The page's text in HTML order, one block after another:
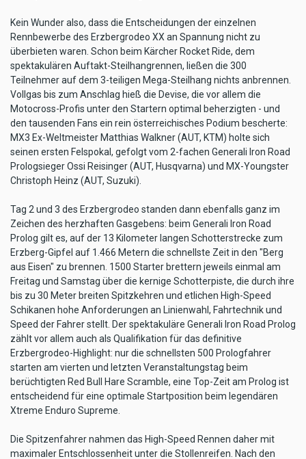
Kein Wunder also, dass die Entscheidungen der einzelnen
Rennbewerbe des Erzbergrodeo XX an Spannung nicht zu
überbieten waren. Schon beim Kärcher Rocket Ride, dem
spektakulären Auftakt-Steilhangrennen, ließen die 300
Teilnehmer auf dem 3-teiligen Mega-Steilhang nichts anbrennen.
Vollgas bis zum Anschlag hieß die Devise, die vor allem die
Motocross-Profis unter den Startern optimal beherzigten - und
den tausenden Fans ein rein österreichisches Podium bescherte:
MX3 Ex-Weltmeister Matthias Walkner (AUT, KTM) holte sich
seinen ersten Felspokal, gefolgt vom 2-fachen Generali Iron Road
Prologsieger Ossi Reisinger (AUT, Husqvarna) und MX-Youngster
Christoph Heinz (AUT, Suzuki).
Tag 2 und 3 des Erzbergrodeo standen dann ebenfalls ganz im
Zeichen des herzhaften Gasgebens: beim Generali Iron Road
Prolog gilt es, auf der 13 Kilometer langen Schotterstrecke zum
Erzberg-Gipfel auf 1.466 Metern die schnellste Zeit in den "Berg
aus Eisen" zu brennen. 1500 Starter brettern jeweils einmal am
Freitag und Samstag über die kernige Schotterpiste, die durch ihre
bis zu 30 Meter breiten Spitzkehren und etlichen High-Speed
Schikanen hohe Anforderungen an Linienwahl, Fahrtechnik und
Speed der Fahrer stellt. Der spektakuläre Generali Iron Road Prolog
zählt vor allem auch als Qualifikation für das definitive
Erzbergrodeo-Highlight: nur die schnellsten 500 Prologfahrer
starten am vierten und letzten Veranstaltungstag beim
berüchtigten Red Bull Hare Scramble, eine Top-Zeit am Prolog ist
entscheidend für eine optimale Startposition beim legendären
Xtreme Enduro Supreme.
Die Spitzenfahrer nahmen das High-Speed Rennen daher mit
maximaler Entschlossenheit unter die Stollenreifen. Nach den